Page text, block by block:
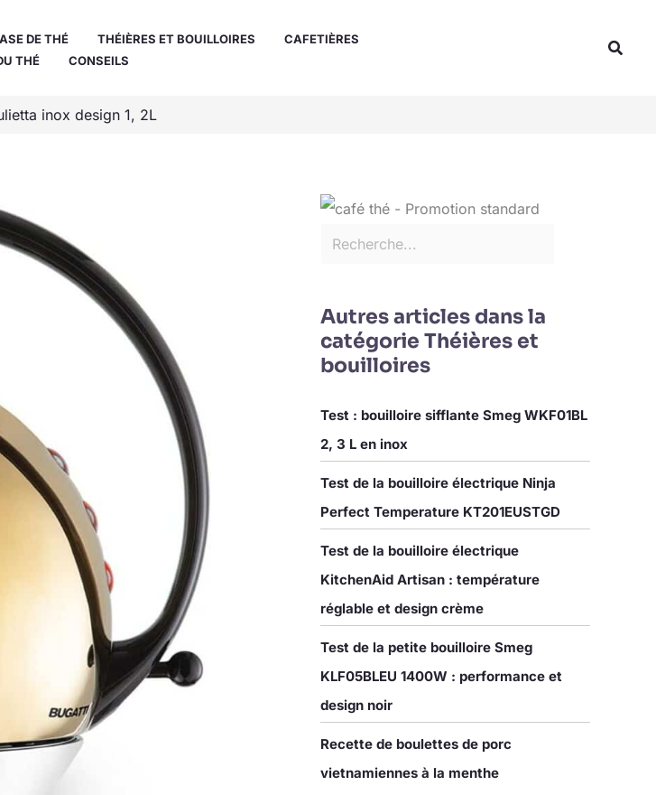
DE THÉ THÉIÈRES ET BOUILLOIRES
CAFETIÈRES
THÉ CONSEILS
inox design 1, 2L
Autres articles dans la
catégorie Théières et
bouilloires
Test : bouilloire sifflante Smeg WKF01BL
2, 3 L en inox
Test de la bouilloire électrique Ninja
Perfect Temperature KT201EUSTGD
Test de la bouilloire électrique
KitchenAid Artisan : température
réglable et design crème
Test de la petite bouilloire Smeg
KLF05BLEU 1400W : performance et
design noir
Recette de boulettes de porc
vietnamiennes à la menthe